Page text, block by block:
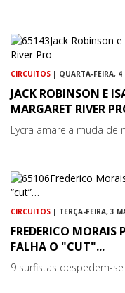
CIRCUITOS | QUARTA-FEIRA, 4
JACK ROBINSON E
MARGARET RIVER
Lycra amarela muda de
CIRCUITOS | TERÇA-FEIRA, 3
FREDERICO MORAIS
FALHA O "CUT"...
9 surfistas despedem-